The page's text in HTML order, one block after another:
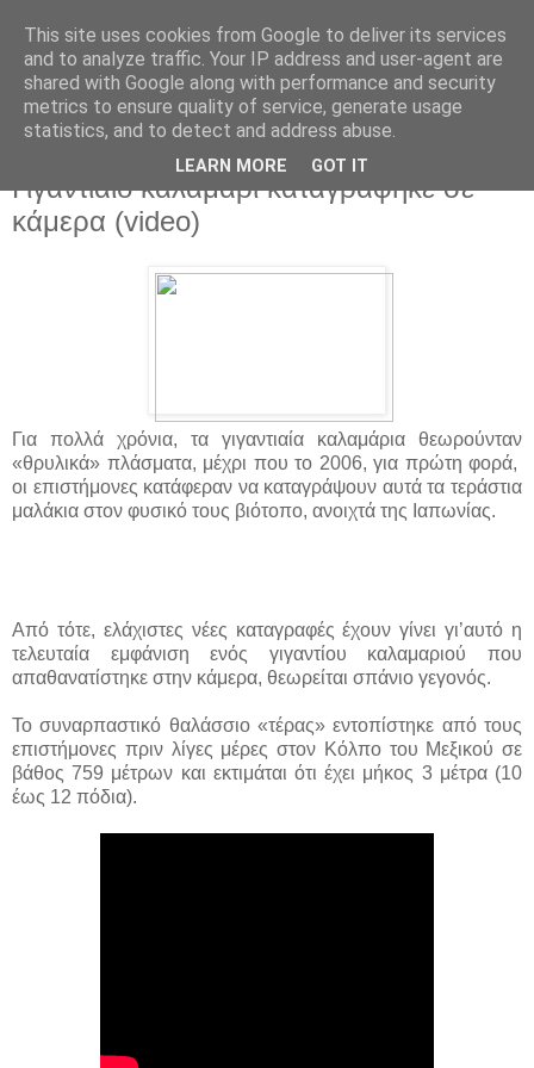
Γιγαντιαίο καλαμάρι καταγράφηκε σε
κάμερα (video)
Για πολλά χρόνια, τα γιγαντιαία καλαμάρια θεωρούνταν
«θρυλικά» πλάσματα, μέχρι που το 2006, για πρώτη φορά,
οι επιστήμονες κατάφεραν να καταγράψουν αυτά τα τεράστια
μαλάκια στον φυσικό τους βιότοπο, ανοιχτά της Ιαπωνίας.
Από τότε, ελάχιστες νέες καταγραφές έχουν γίνει γι’αυτό η
τελευταία εμφάνιση ενός γιγαντίου καλαμαριού που
απαθανατίστηκε στην κάμερα, θεωρείται σπάνιο γεγονός.
Το συναρπαστικό θαλάσσιο «τέρας» εντοπίστηκε από τους
επιστήμονες πριν λίγες μέρες στον Κόλπο του Μεξικού σε
βάθος 759 μέτρων και εκτιμάται ότι έχει μήκος 3 μέτρα (10
έως 12 πόδια).
This site uses cookies from Google to deliver its services
and to analyze traffic. Your IP address and user-agent are
shared with Google along with performance and security
metrics to ensure quality of service, generate usage
statistics, and to detect and address abuse.
LEARN MORE GOT IT